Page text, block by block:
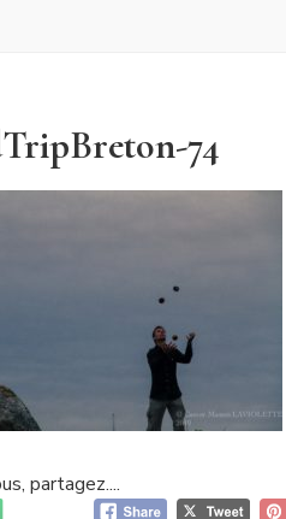
74
partagez....